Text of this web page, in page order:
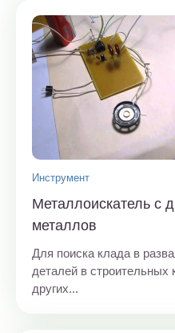
Инструмент
Металлоискатель с
металлов
Для поиска клада в
деталей в строительных
других...